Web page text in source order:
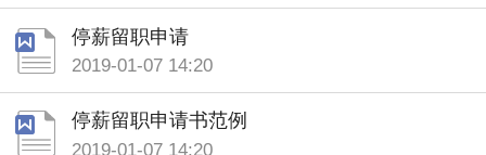
停薪留职申请
2019-01-07 14:20
停薪留职申请书范例
2019-01-07 14:20